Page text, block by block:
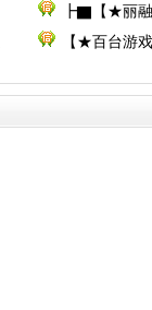
┣▇【★丽融
【★百台游